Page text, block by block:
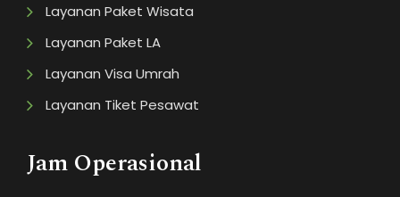
Layanan Paket Wisata
Layanan Paket LA
Layanan Visa Umrah
Layanan Tiket Pesawat
Jam Operasional